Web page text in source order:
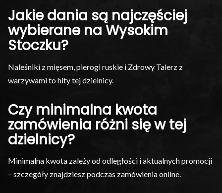
Jakie dania są najczęściej
wybierane na Wysokim
Stoczku?
Naleśniki z mięsem, pierogi ruskie i Zdrowy Talerz z
warzywami to hity tej dzielnicy.
Czy minimalna kwota
zamówienia różni się w tej
dzielnicy?
Minimalna kwota zależy od odległości i aktualnych promocji
– szczegóły znajdziesz podczas zamówienia online.